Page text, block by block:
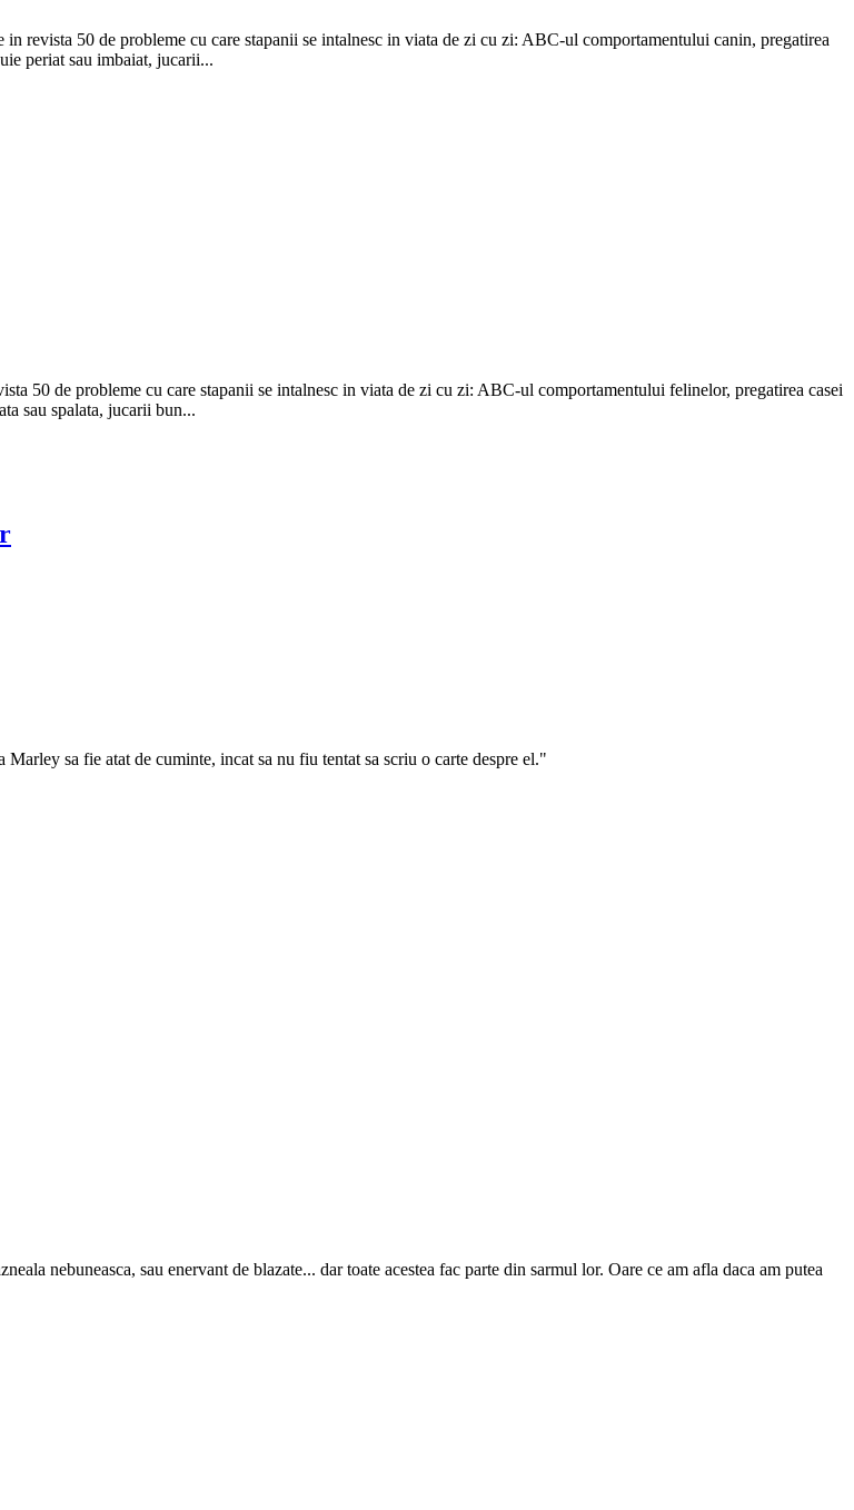
in revista 50 de probleme cu care stapanii se intalnesc in viata de zi cu zi: ABC-ul comportamentului canin, pregatirea
periat sau imbaiat, jucarii...
50 de probleme cu care stapanii se intalnesc in viata de zi cu zi: ABC-ul comportamentului felinelor, pregatirea casei
sau spalata, jucarii bun...
sa fie atat de cuminte, incat sa nu fiu tentat sa scriu o carte despre el."
nebuneasca, sau enervant de blazate... dar toate acestea fac parte din sarmul lor. Oare ce am afla daca am putea